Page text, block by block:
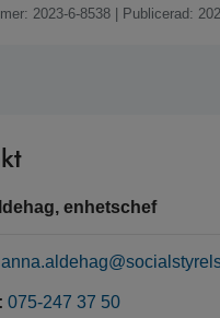
2023-6-8538 Publicerad:
enhetschef
075-247 37 50